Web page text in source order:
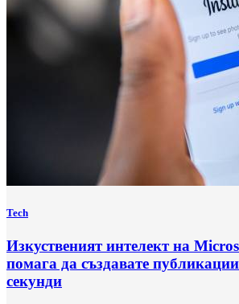
Tech
Изкуственият интелект на
помага да създавате
секунди